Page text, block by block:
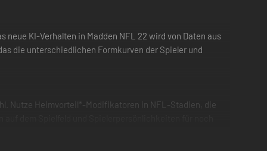
neue KI-Verhalten in Madden NFL 22 wird von Daten aus
die unterschiedlichen Formkurven der Spieler und
Nutze Heimvorteil*-Modifikatoren in NFL-Stadien, die